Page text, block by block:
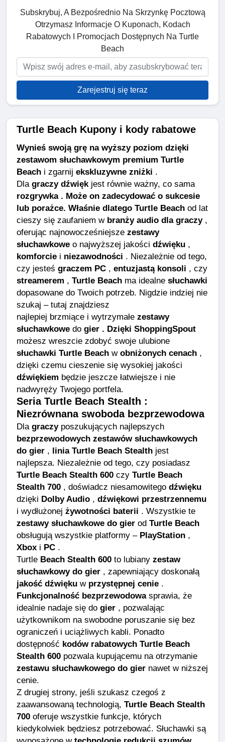
Subskrybuj, A Bezpośrednio Na Skrzynkę Pocztową
Otrzymasz Informacje O Kuponach, Kodach
Rabatowych I Promocjach Dostępnych Na Turtle
Beach
Zarejestruj się teraz
Turtle Beach Kupony i kody rabatowe
Wynieś swoją grę na wyższy poziom dzięki
zestawom słuchawkowym premium Turtle
Beach i zgarnij ekskluzywne zniżki .
Dla graczy dźwięk jest równie ważny, co sama
rozgrywka . Może on zadecydować o sukcesie
lub porażce. Właśnie dlatego Turtle Beach od lat
cieszy się zaufaniem w branży audio dla graczy,
oferując najnowocześniejsze zestawy
słuchawkowe o najwyższej jakości dźwięku ,
komforcie i niezawodności . Niezależnie od tego,
czy jesteś graczem PC , entuzjastą konsoli , czy
streamerem , Turtle Beach ma idealne słuchawki
dopasowane do Twoich potrzeb. Nigdzie indziej nie
szukaj – tutaj znajdziesz
najlepiej brzmiące i wytrzymałe zestawy
słuchawkowe do gier . Dzięki ShoppingSpout
możesz wreszcie zdobyć swoje ulubione
słuchawki Turtle Beach w obniżonych cenach ,
dzięki czemu cieszenie się wysokiej jakości
dźwiękiem będzie jeszcze łatwiejsze i nie
nadwyręży Twojego portfela.
Seria Turtle Beach Stealth :
Niezrównana swoboda bezprzewodowa
Dla graczyposzukujących najlepszych
bezprzewodowych zestawów słuchawkowych
do gier , linia Turtle Beach Stealth jest
najlepsza. Niezależnie od tego, czy posiadasz
Turtle Beach Stealth 600 czy Turtle Beach
Stealth 700 , doświadcz niesamowitego dźwięku
dzięki Dolby Audio , dźwiękowi przestrzennemu
i wydłużonej żywotności baterii . Wszystkie te
zestawy słuchawkowe do gier od Turtle Beach
obsługują wszystkie platformy – PlayStation ,
Xbox i PC .
Turtle Beach Stealth 600 to lubiany zestaw
słuchawkowy do gier , zapewniający doskonałą
jakość dźwięku w przystępnej cenie .
Funkcjonalność bezprzewodowasprawia, że ​​
idealnie nadaje się do gier , pozwalając
użytkownikom na swobodne poruszanie się bez
ograniczeń i uciążliwych kabli. Ponadto
dostępność kodów rabatowych Turtle Beach
Stealth 600 pozwala kupującemu na otrzymanie
zestawu słuchawkowego do gier nawet w niższej
cenie.
Z drugiej strony, jeśli szukasz czegoś z
zaawansowaną technologią, Turtle Beach Stealth
700 oferuje wszystkie funkcje, których
kiedykolwiek będziesz potrzebować. Słuchawki są